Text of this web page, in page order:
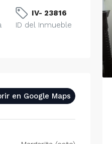
IV- 23816
ID del Inmueble
en Google Maps
y tanque